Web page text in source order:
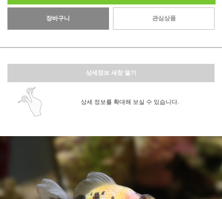
장바구니 관심상품
상세정보 새창 열기
상세 정보를 확대해 보실 수 있습니다.